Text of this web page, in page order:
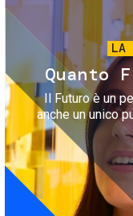
LA
Quanto
Il Futuro è un
anche un unico